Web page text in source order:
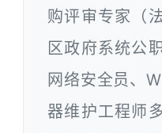
购评审专家（
区政府系统公
网络安全员、
器维护工程师